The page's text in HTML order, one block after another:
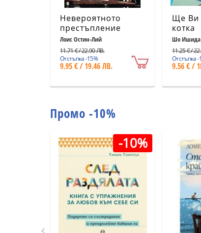
Невероятното
престъпление
Лоис Остин-Лий
11.71 € / 22.90 ЛВ.
Отстъпка -15%
9.95 € / 19.46 ЛВ.
Ще Ви
котка
Шо Ишида
11.25 € /
Отстъпка -
9.56 € /
Промо -10%
-10%